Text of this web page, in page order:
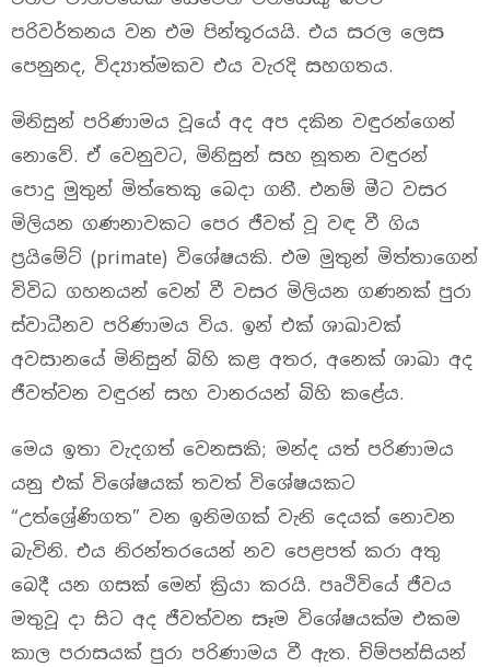
පරිවර්තනය වන එම පින්තූරයයි. එය සරල ලෙස
පෙනුනද, විද්‍යාත්මකව එය වැරදි සහගතය.
මිනිසුන් පරිණාමය වූයේ අද අප දකින වඳුරන්ගෙන්
නොවේ. ඒ වෙනුවට, මිනිසුන් සහ නූතන වඳුරන්
පොදු මුතුන් මිත්තෙකු බෙදා ගනී. එනම් මීට වසර
මිලියන ගණනාවකට පෙර ජීවත් වූ වඳ වී ගිය
ප්‍රයිමේට් (primate) විශේෂයකි. එම මුතුන් මිත්තාගෙන්
විවිධ ගහනයන් වෙන් වී වසර මිලියන ගණනක් පුරා
ස්වාධීනව පරිණාමය විය. ඉන් එක් ශාඛාවක්
අවසානයේ මිනිසුන් බිහි කළ අතර, අනෙක් ශාඛා අද
ජීවත්වන වඳුරන් සහ වානරයන් බිහි කළේය.
මෙය ඉතා වැදගත් වෙනසකි; මන්ද යත් පරිණාමය
යනු එක් විශේෂයක් තවත් විශේෂයකට
“උත්ශ්‍රේණිගත” වන ඉනිමගක් වැනි දෙයක් නොවන
බැවිනි. එය නිරන්තරයෙන් නව පෙළපත් කරා අතු
බෙදී යන ගසක් මෙන් ක්‍රියා කරයි. පෘථිවියේ ජීවය
මතුවූ දා සිට අද ජීවත්වන සෑම විශේෂයක්ම එකම
කාල පරාසයක් පුරා පරිණාමය වී ඇත. චිම්පන්සියන්